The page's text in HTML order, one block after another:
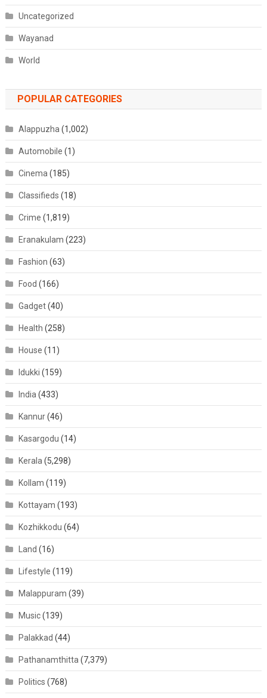
Uncategorized
Wayanad
World
POPULAR CATEGORIES
Alappuzha(1,002)
Automobile (1)
Cinema(185)
Classifieds (18)
Crime (1,819)
Eranakulam (223)
Fashion (63)
Food (166)
Gadget(40)
Health (258)
House (11)
Idukki (159)
India(433)
Kannur(46)
Kasargodu (14)
Kerala(5,298)
Kollam (119)
Kottayam (193)
Kozhikkodu (64)
Land (16)
Lifestyle (119)
Malappuram (39)
Music(139)
Palakkad (44)
Pathanamthitta(7,379)
Politics (768)